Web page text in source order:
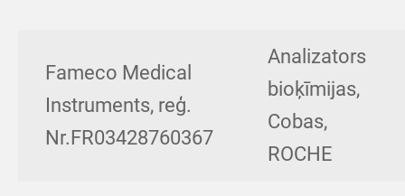
Fameco Medical
Instruments, reģ.
Nr.FR03428760367
Analizators
bioķīmijas,
Cobas,
ROCHE